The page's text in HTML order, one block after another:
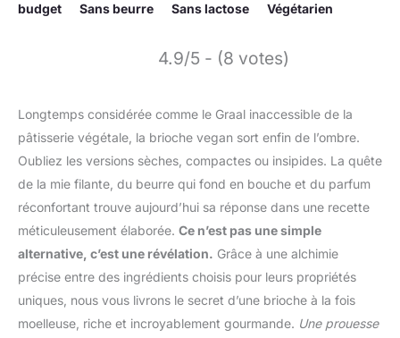
budget
Sans beurre Sans lactose Végétarien
4.9/5 - (8 votes)
Longtemps considérée comme le Graal inaccessible de la
pâtisserie végétale, la brioche vegan sort enfin de l’ombre.
Oubliez les versions sèches, compactes ou insipides. La quête
de la mie filante, du beurre qui fond en bouche et du parfum
réconfortant trouve aujourd’hui sa réponse dans une recette
méticuleusement élaborée. Ce n’est pas une simple
alternative, c’est une révélation. Grâce à une alchimie
précise entre des ingrédients choisis pour leurs propriétés
uniques, nous vous livrons le secret d’une brioche à la fois
moelleuse, riche et incroyablement gourmande. Une prouesse